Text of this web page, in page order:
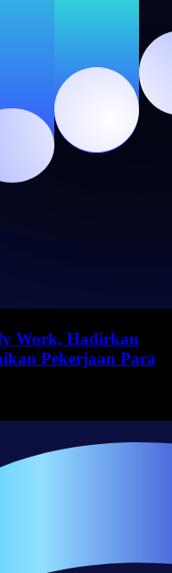
Work, Hadirkan
Pekerjaan Para